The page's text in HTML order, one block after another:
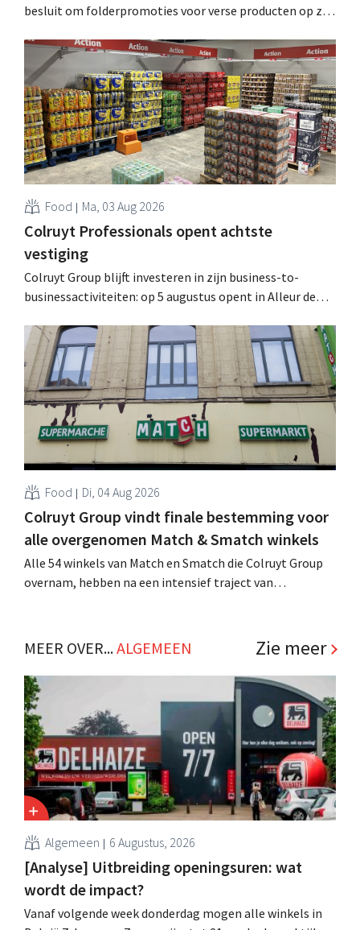
besluit om folderpromoties voor verse producten op zijn
werking treden: "Onze klanten willen goed
geïnformeerd worden." .
Food Ma, 03 Aug 2026
Colruyt Professionals opent achtste
vestiging
Colruyt Group blijft investeren in zijn business-to-
businessactiviteiten: op 5 augustus opent in Alleur de
winkelformule die zich uitsluitend richt op professionele
klanten. .
Food Di, 04 Aug 2026
Colruyt Group vindt finale bestemming voor
alle overgenomen Match & Smatch winkels
Alle 54 winkels van Match en Smatch die Colruyt Group
overnam, hebben na een intensief traject van
.MEER OVER...ALGEMEEN Zie meer
Algemeen 6 Augustus, 2026
[Analyse] Uitbreiding openingsuren: wat
wordt de impact?
Vanaf volgende week donderdag mogen alle winkels in